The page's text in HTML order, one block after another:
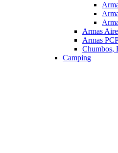
Armas
Armas
Chumbos,
Camping